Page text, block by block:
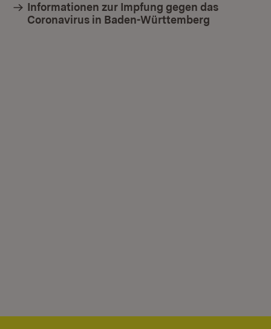
Informationen zur Impfung gegen das
Coronavirus in Baden-Württemberg